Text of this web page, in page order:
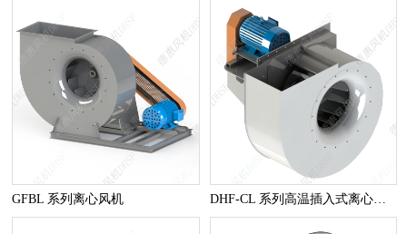
GFBL 系列离心风机 DHF-CL 系列高温插入式离心风机